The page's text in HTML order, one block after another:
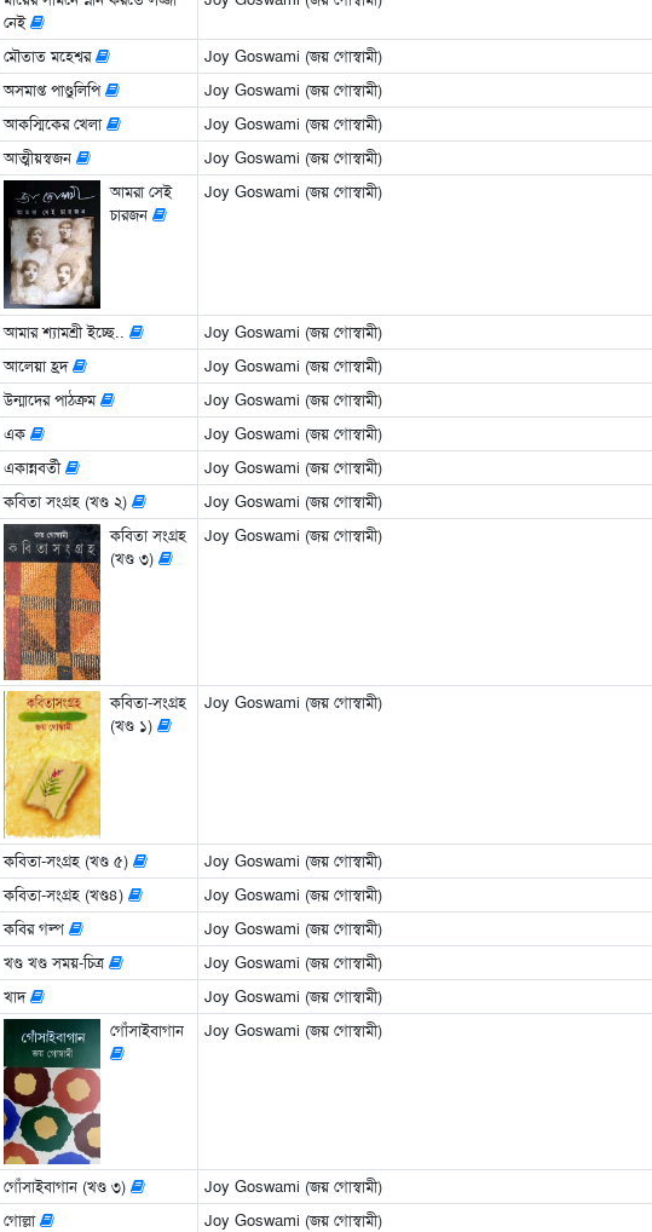
নেই
মৌতাত মহেশ্বর Joy Goswami (জয় গোস্বামী)
অসমাপ্ত পাণ্ডুলিপি
Joy Goswami (জয় গোস্বামী)
আকস্মিকের খেলা
Joy Goswami (জয় গোস্বামী)
আত্মীয়স্বজন
Joy Goswami (জয় গোস্বামী)
আমরা সেই
চারজন
Joy Goswami (জয় গোস্বামী)
আমার শ্যামশ্রী ইচ্ছে.. Joy Goswami (জয় গোস্বামী)
আলেয়া হ্রদ
Joy Goswami (জয় গোস্বামী)
উন্মাদের পাঠক্রম
Joy Goswami (জয় গোস্বামী)
এক
Joy Goswami (জয় গোস্বামী)
একান্নবর্তী
Joy Goswami (জয় গোস্বামী)
কবিতা সংগ্রহ (খণ্ড ২)
Joy Goswami (জয় গোস্বামী)
কবিতা সংগ্রহ
(খণ্ড ৩)
Joy Goswami (জয় গোস্বামী)
কবিতা-সংগ্রহ
(খণ্ড ১)
Joy Goswami (জয় গোস্বামী)
কবিতা-সংগ্রহ (খণ্ড ৫) Joy Goswami (জয় গোস্বামী)
কবিতা-সংগ্রহ (খণ্ড৪)
Joy Goswami (জয় গোস্বামী)
কবির গল্প
Joy Goswami (জয় গোস্বামী)
খণ্ড খণ্ড সময়-চিত্র
Joy Goswami (জয় গোস্বামী)
খাদ
Joy Goswami (জয় গোস্বামী)
গোঁসাইবাগান
Joy Goswami (জয় গোস্বামী)
গোঁসাইবাগান (খণ্ড ৩) Joy Goswami (জয় গোস্বামী)
গোল্লা
Joy Goswami (জয় গোস্বামী)